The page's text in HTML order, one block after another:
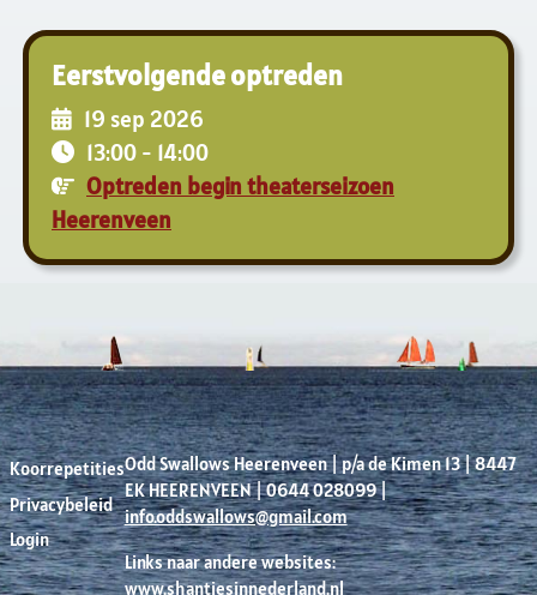
Eerstvolgende optreden
19 sep 2026
13:00 - 14:00
Optreden begin theaterseizoen
Heerenveen
Koorrepetities
Privacybeleid
Login
Odd Swallows Heerenveen | p/a de Kimen 13 | 8447
EK HEERENVEEN | 0644 028099 |
info.oddswallows@gmail.com
Links naar andere websites:
www.shantiesinnederland.nl